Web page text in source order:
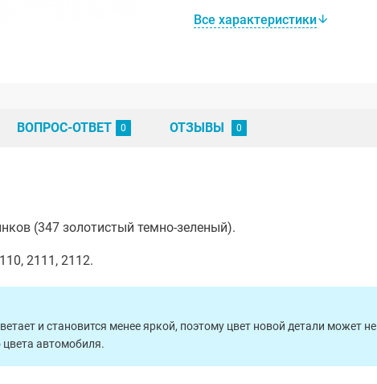
Все характеристики
ВОПРОС-ОТВЕТ ОТЗЫВЫ
(347 золотистый темно-зеленый).
2111, 2112.
и становится менее яркой, поэтому цвет новой детали может не
цвета автомобиля.